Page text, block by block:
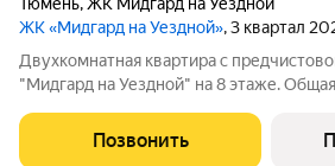
ЖК «Мидгард на Уездной», 3 квартал
Двухкомнатная квартира с
"Мидгард на Уездной" на 8 этаже.
кв.м. Квартира угловая, очень светлая,
вентиляция при открытии
Позвонить